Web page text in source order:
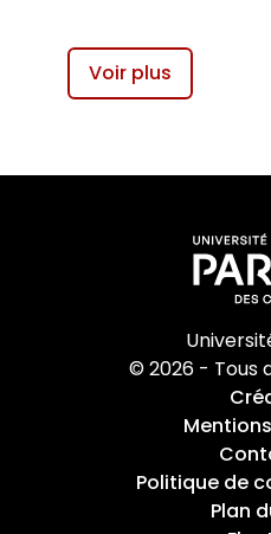
Voir plus
© 2026 - Tous
Politique de
Plan